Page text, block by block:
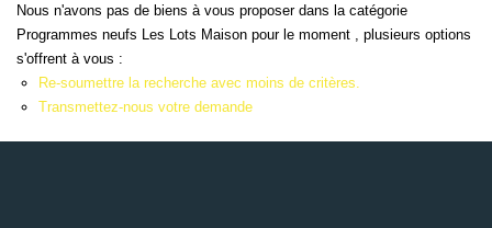
FAIRE GÉRER
NOS AGENCES
Budget max Plus de critères
Nous n'avons pas de biens à vous proposer dans la catégorie
Programmes neufs Les Lots Maison pour le moment , plusieurs options
s'offrent à vous :
Re-soumettre la recherche avec moins de critères.
Transmettez-nous votre demande